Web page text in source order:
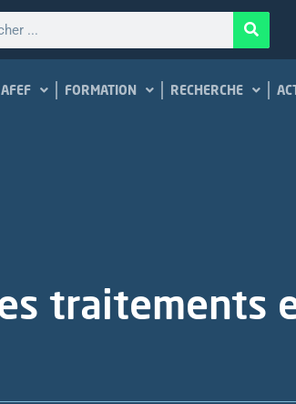
AFEF FORMATION RECHERCHE
traitements